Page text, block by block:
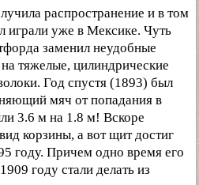
распространение и в том
играли уже в Мексике. Чуть
заменил неудобные
тяжелые, цилиндрические
Год спустя (1893) был
мяч от попадания в
3.6 м на 1.8 м! Вскоре
корзины, а вот щит достиг
году. Причем одно время его
году стали делать из